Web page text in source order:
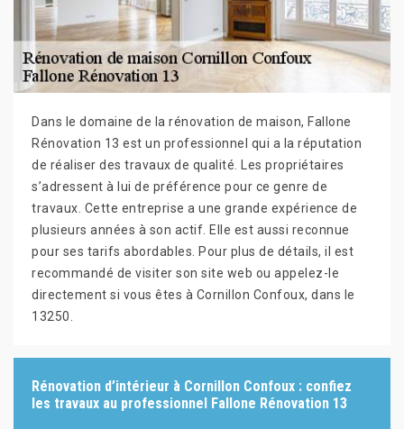
Dans le domaine de la rénovation de maison, Fallone
Rénovation 13 est un professionnel qui a la réputation
de réaliser des travaux de qualité. Les propriétaires
s’adressent à lui de préférence pour ce genre de
travaux. Cette entreprise a une grande expérience de
plusieurs années à son actif. Elle est aussi reconnue
pour ses tarifs abordables. Pour plus de détails, il est
recommandé de visiter son site web ou appelez-le
directement si vous êtes à Cornillon Confoux, dans le
13250.
Rénovation d’intérieur à Cornillon Confoux : confiez
les travaux au professionnel Fallone Rénovation 13